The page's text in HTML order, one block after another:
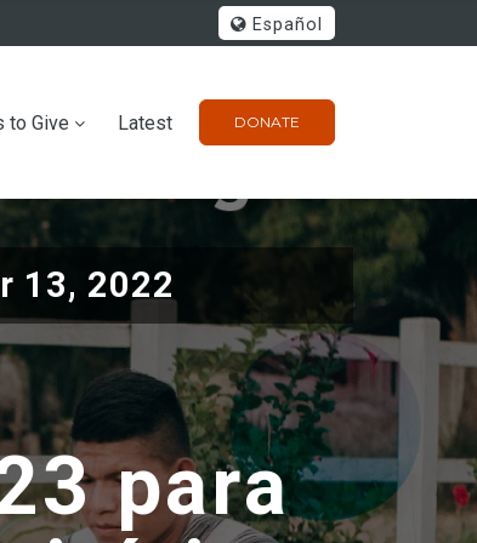
Español
DONATE
to Give Latest
13, 2022
para